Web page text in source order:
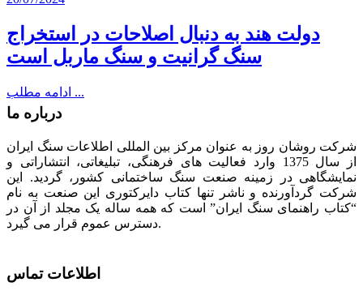
دولت هند به ‌دنبال اصلاحات در استخراج
سنگ گرانیت و سنگ ماربل است
ادامه مطلب ...
درباره ما
شرکت روشان روز به عنوان مرکز بین المللی اطلاعات سنگ ایران
از سال 1375 وارد فعالیت های فرهنگی، تبلیغاتی، انتشاراتی و
نمایشگاهی در زمینه صنعت سنگ ساختمانی کشور، گردید. این
شرکت گردآورنده و ناشر تنها کتاب دایرکتوری این صنعت به نام
“کتاب راهنمای سنگ ایران” است که همه ساله یک مجلد از آن در
دسترس عموم قرار می گیرد.
اطلاعات تماس